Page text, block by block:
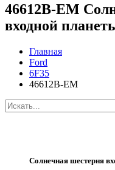
46612B-EM
входной
Главная
Ford
6F35
46612B-EM
Солнечная шестерня